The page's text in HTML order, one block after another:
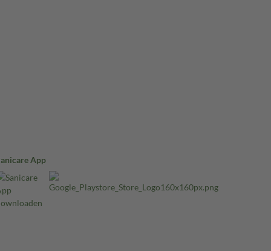
App